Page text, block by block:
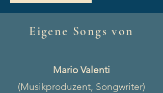
Eigene Songs von
Mario Valenti
(Musikproduzent, Songwriter)